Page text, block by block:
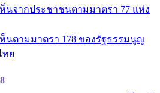
นจากประชาชนตามมาตรา 77 แห่ง
นตามมาตรา 178 ของรัฐธรรมนูญ
ทย